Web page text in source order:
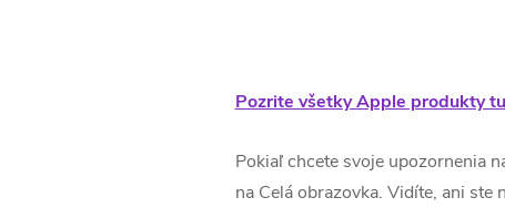
Pozrite všetky Apple produkty
Pokiaľ chcete svoje upozornenia
na Celá obrazovka. Vidíte, ani